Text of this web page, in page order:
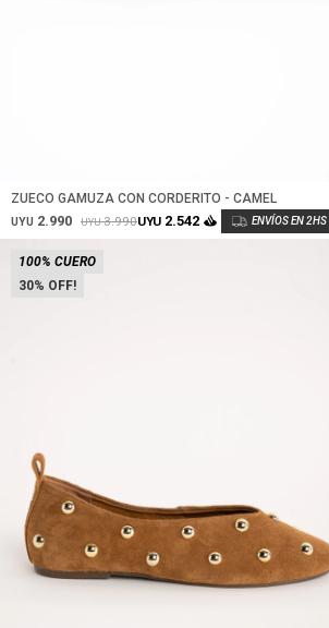
ZUECO GAMUZA CON CORDERITO - CAMEL
UYU 2.990 UYU3.990UYU 2.542
30
100% CUERO